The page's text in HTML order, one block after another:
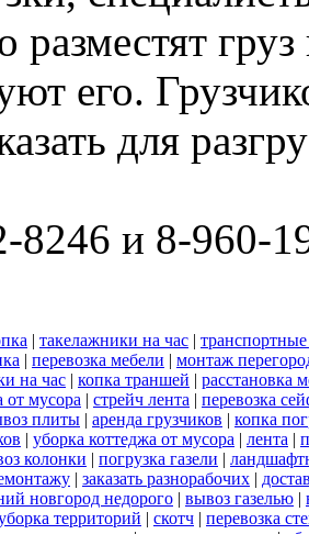
разместят
его.
для
8246 и 8-960-
| такелажники на час |
| перевозка мебели | монтаж
на час | копка траншей | расстановка
от мусора | стрейч лента | перевозка
плиты | аренда грузчиков | копка
| уборка коттеджа от мусора | лента |
колонки | погрузка газели |
| заказать разнорабочих |
новгород недорого | вывоз газелью |
территорий | скотч | перевозка